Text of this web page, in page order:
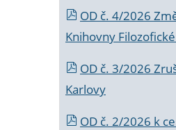
OD č. 4/2026
Knihovny
OD č. 3/2026
Karlovy
OD č. 2/2026 k